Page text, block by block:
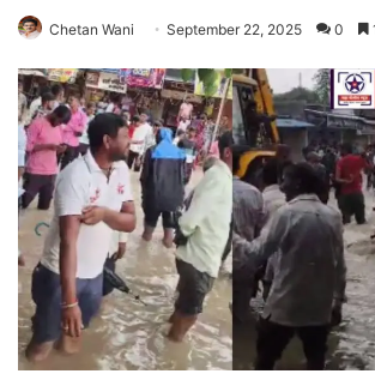
Chetan Wani September 22, 2025 0